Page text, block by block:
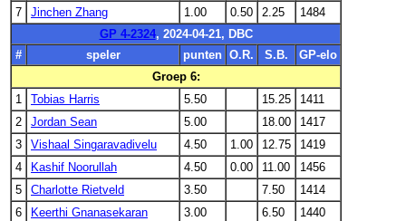
7
Jinchen Zhang 1.00 0.50 2.25
1484
GP 4-2324, 2024-04-21, DBC
#
speler punten O.R. S.B.
GP-elo
Groep 6:
1
Tobias Harris 5.50 15.25
1411
2
Jordan Sean 5.00 18.00
1417
3
Vishaal Singaravadivelu 4.50 1.00 12.75
1419
4
Kashif Noorullah 4.50 0.00 11.00
1456
5
Charlotte Rietveld 3.50 7.50
1414
6
Keerthi Gnanasekaran 3.00 6.50
1440